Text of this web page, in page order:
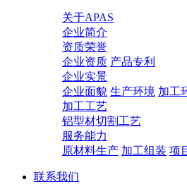
关于APAS
企业简介
资质荣誉
企业资质 产品专利
企业实景
企业面貌 生产环境 加工
加工工艺
铝型材切割工艺
服务能力
原材料生产 加工组装 项
联系我们